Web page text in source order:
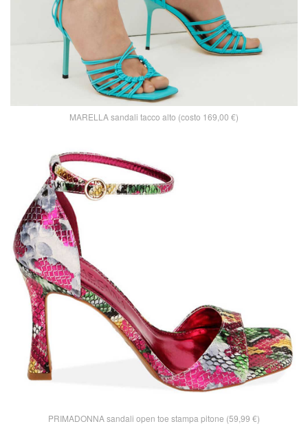
MARELLA sandali tacco alto (costo 169,00 €)
PRIMADONNA sandali open toe stampa pitone (59,99 €)